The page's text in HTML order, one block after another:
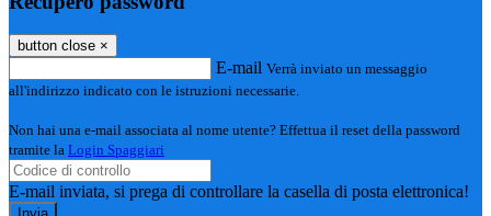
button close ×
E-mail Verrà inviato un messaggio
all'indirizzo indicato con le istruzioni necessarie.
Non hai una e-mail associata al nome utente? Effettua il reset della password
tramite la Login Spaggiari
E-mail inviata, si prega di controllare la casella di posta elettronica!